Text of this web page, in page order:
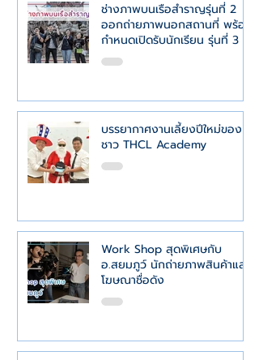
ช่างภาพบนเรือสำราญรุ่นที่ 2
ออกถ่ายภาพนอกสถานที่ พร้อม
กำหนดเปิดรับนักเรียน รุ่นที่ 3
บรรยากาศงานเลี้ยงปีใหม่ของ
ชาว THCL Academy
Work Shop สุดพิเศษกับ
อ.สยมภูว์ นักถ่ายภาพสินค้าและ
โฆษณาชื่อดัง